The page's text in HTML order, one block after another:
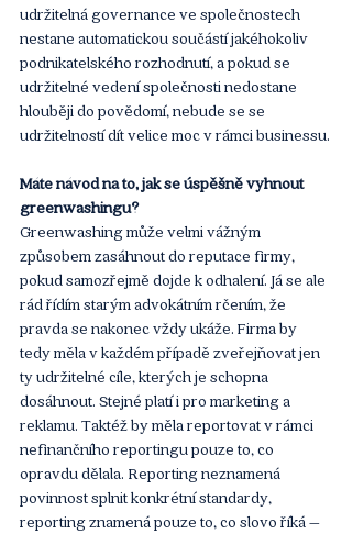
udržitelná governance ve společnostech
nestane automatickou součástí jakéhokoliv
podnikatelského rozhodnutí, a pokud se
udržitelné vedení společnosti nedostane
hlouběji do povědomí, nebude se se
udržitelností dít velice moc v rámci businessu.
Máte návod na to, jak se úspěšně vyhnout
greenwashingu?
Greenwashing může velmi vážným
způsobem zasáhnout do reputace firmy,
pokud samozřejmě dojde k odhalení. Já se ale
rád řídím starým advokátním rčením, že
pravda se nakonec vždy ukáže. Firma by
tedy měla v každém případě zveřejňovat jen
ty udržitelné cíle, kterých je schopna
dosáhnout. Stejné platí i pro marketing a
reklamu. Taktéž by měla reportovat v rámci
nefinančního reportingu pouze to, co
opravdu dělala. Reporting neznamená
povinnost splnit konkrétní standardy,
reporting znamená pouze to, co slovo říká –